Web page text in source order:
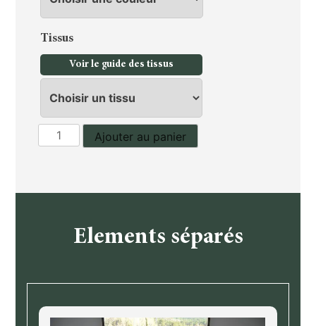
Tissus
Voir le guide des tissus
quantité
de
Ajouter au panier
Elements séparés